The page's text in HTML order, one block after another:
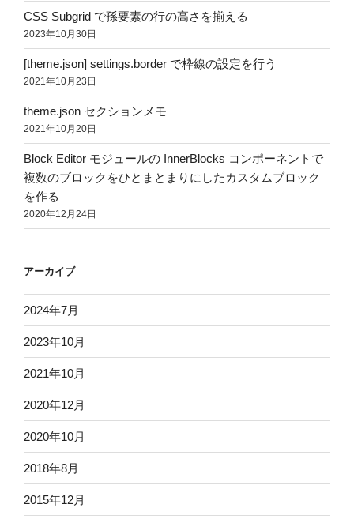
CSS Subgrid で孫要素の行の高さを揃える
2023年10月30日
[theme.json] settings.border で枠線の設定を行う
2021年10月23日
theme.json セクションメモ
2021年10月20日
Block Editor モジュールの InnerBlocks コンポーネントで
複数のブロックをひとまとまりにしたカスタムブロック
を作る
2020年12月24日
アーカイブ
2024年7月
2023年10月
2021年10月
2020年12月
2020年10月
2018年8月
2015年12月